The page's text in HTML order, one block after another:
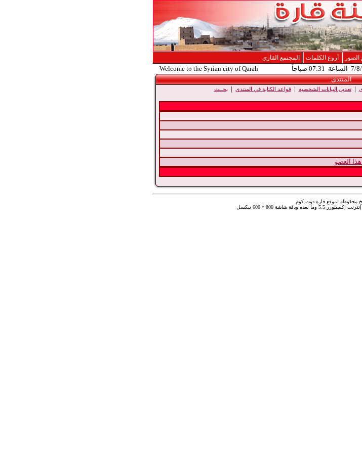
الصور أروع الكلمات المجتمع القاري
Welcome to the Syrian city of Qarah
المنتدى
|تعديل البيانات الشخصية |قواعد الكتابة في المنتدى | بحــث
العضو
محفوظة لموقع قارة دوت كوم
ودقة شاشة 800 * 600 بيكسل